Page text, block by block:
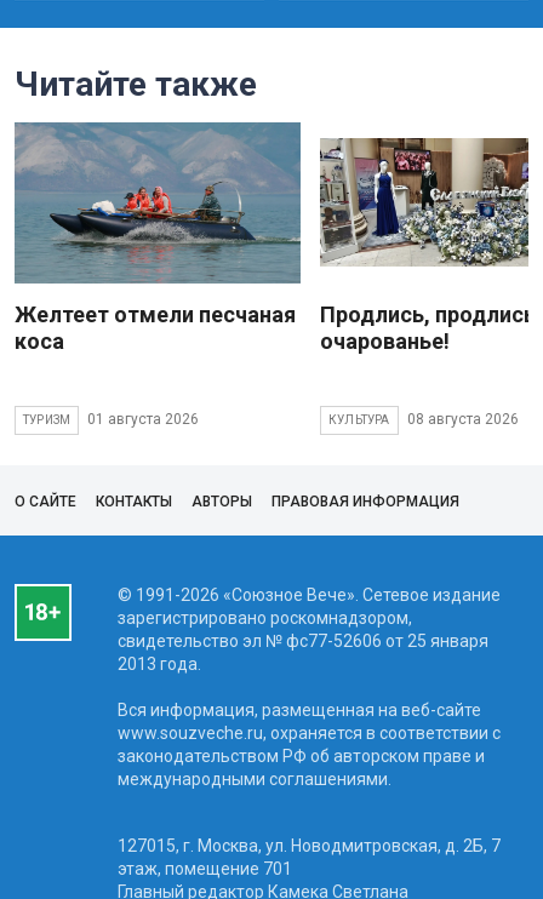
Читайте также
Желтеет отмели песчаная
коса
ТУРИЗМ 01 августа 2026
Продлись, продлись
очарованье!
КУЛЬТУРА 08 августа 2026
О САЙТЕ КОНТАКТЫ АВТОРЫ ПРАВОВАЯ ИНФОРМАЦИЯ
© 1991-2026 «Союзное Вече». Сетевое издание
зарегистрировано роскомнадзором,
свидетельство эл № фc77-52606 от 25 января
2013 года.
Вся информация, размещенная на веб-сайте
www.souzveche.ru, охраняется в соответствии с
законодательством РФ об авторском праве и
международными соглашениями.
127015, г. Москва, ул. Новодмитровская, д. 2Б, 7
этаж, помещение 701
Главный редактор Камека Светлана